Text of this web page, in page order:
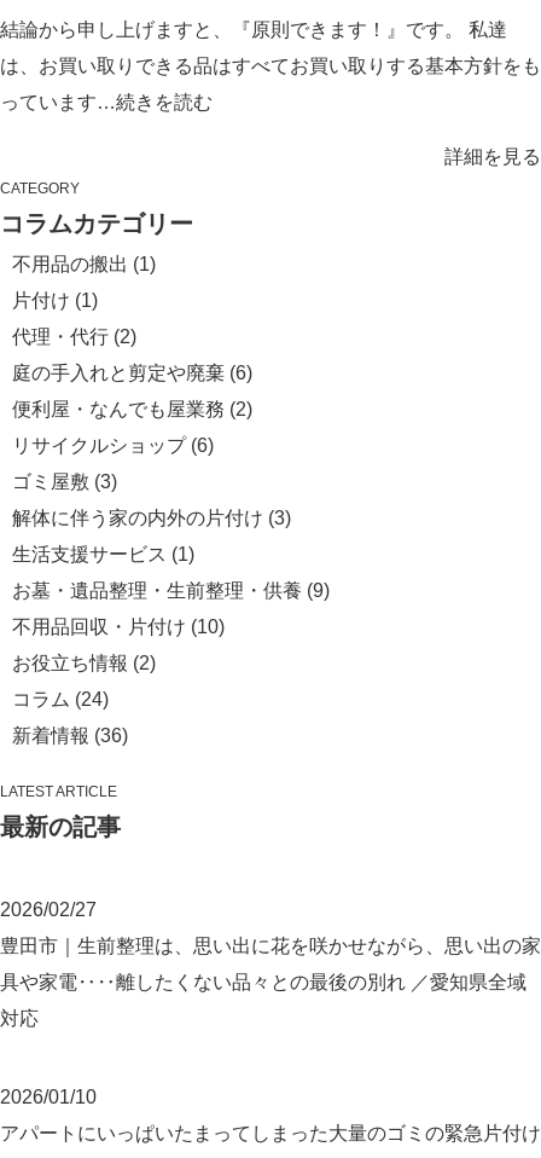
結論から申し上げますと、『原則できます！』です。 私達
は、お買い取りできる品はすべてお買い取りする基本方針をも
っています…続きを読む
詳細を見る
CATEGORY
コラムカテゴリー
不用品の搬出 (1)
片付け (1)
代理・代行 (2)
庭の手入れと剪定や廃棄 (6)
便利屋・なんでも屋業務 (2)
リサイクルショップ(6)
ゴミ屋敷 (3)
解体に伴う家の内外の片付け (3)
生活支援サービス (1)
お墓・遺品整理・生前整理・供養 (9)
不用品回収・片付け (10)
お役立ち情報 (2)
コラム (24)
新着情報 (36)
LATEST ARTICLE
最新の記事
2026/02/27
豊田市｜生前整理は、思い出に花を咲かせながら、思い出の家
具や家電‥‥離したくない品々との最後の別れ ／愛知県全域
対応
2026/01/10
アパートにいっぱいたまってしまった大量のゴミの緊急片付け